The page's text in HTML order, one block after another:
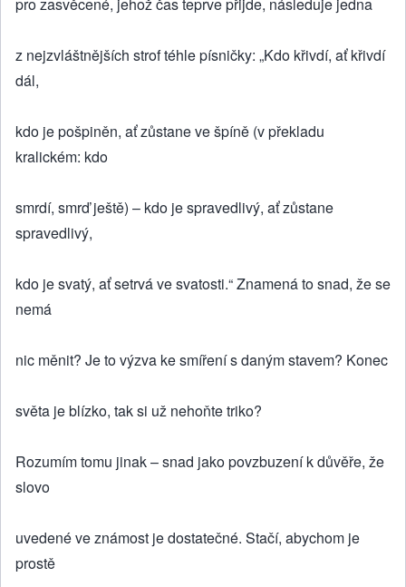
z nejzvláštnějších strof téhle písničky: „Kdo křivdí, ať křivdí
dál,
kdo je pošpiněn, ať zůstane ve špíně (v překladu
kralickém: kdo
smrdí, smrď ještě) – kdo je spravedlivý, ať zůstane
spravedlivý,
kdo je svatý, ať setrvá ve svatosti.“ Znamená to snad, že se
nemá
nic měnit? Je to výzva ke smíření s daným stavem? Konec
světa je blízko, tak si už nehoňte triko?
Rozumím tomu jinak – snad jako povzbuzení k důvěře, že
slovo
uvedené ve známost je dostatečné. Stačí, abychom je
prostě